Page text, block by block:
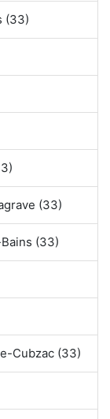
(33)
(33)
(33)
Cubzac (33)